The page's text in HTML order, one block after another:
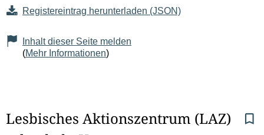
Registereintrag herunterladen (JSON)
Inhalt dieser Seite melden
(Mehr Informationen)
S
Lesbisches Aktionszentrum (LAZ)